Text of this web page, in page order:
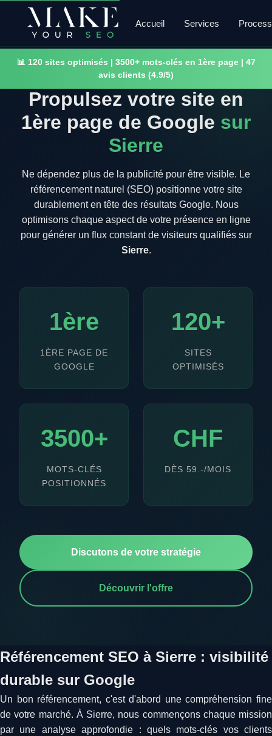
Accueil Services
📊 120 sites optimisés | 3500+ mots-clés en 1ère page | 47
avis clients (4.9/5)
Propulsez votre site en
1ère page de Google sur
Sierre
Ne dépendez plus de la publicité pour être visible. Le
référencement naturel (SEO) positionne votre site
durablement en tête des résultats Google. Nous
optimisons chaque aspect de votre présence en ligne
pour générer un flux constant de visiteurs qualifiés sur
Sierre.
1ère
1ÈRE PAGE DE
GOOGLE
120+
SITES
OPTIMISÉS
3500+
MOTS-CLÉS
POSITIONNÉS
CHF
DÈS 59.-/MOIS
Discutons de votre stratégie
Découvrir l'offre
Référencement SEO à Sierre : visibilité
durable sur Google
Un bon référencement, c'est d'abord une compréhension fine
de votre marché. À Sierre, nous commençons chaque mission
par une analyse approfondie : quels mots-clés vos clients